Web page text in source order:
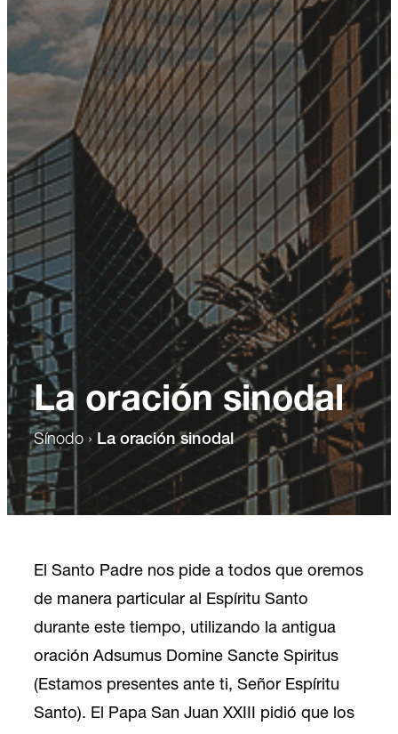
La oración sinodal
Sínodo › La oración sinodal
El Santo Padre nos pide a todos que oremos
de manera particular al Espíritu Santo
durante este tiempo, utilizando la antigua
oración Adsumus Domine Sancte Spiritus
(Estamos presentes ante ti, Señor Espíritu
Santo). El Papa San Juan XXIII pidió que los